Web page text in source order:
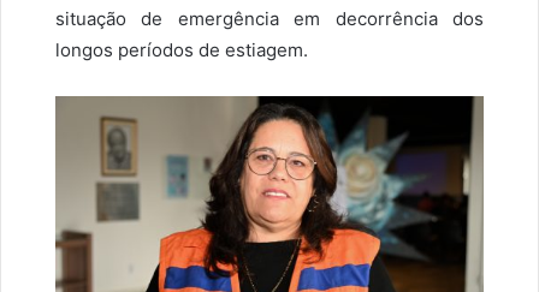
situação de emergência em decorrência dos
longos períodos de estiagem.